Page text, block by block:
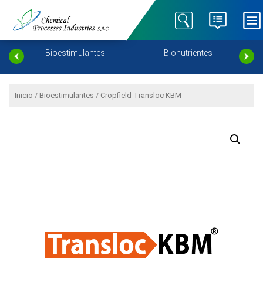
Industries SAC – Cropfield
Agrícola.
Bioestimulantes Bionutrientes
Inicio / Bioestimulantes / Cropfield Transloc KBM